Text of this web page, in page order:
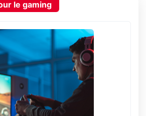
le gaming